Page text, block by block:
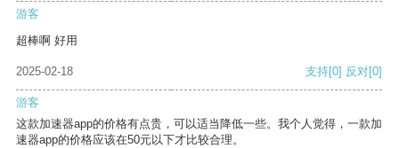
游客
超棒啊 好用
2025-02-18 支持[0] 反对[0]
游客
这款加速器app的价格有点贵，可以适当降低一些。我个人觉得，一款加
速器app的价格应该在50元以下才比较合理。